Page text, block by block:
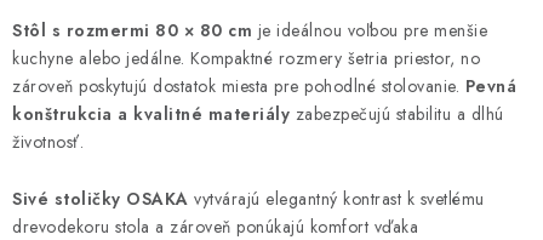
Stôl s rozmermi 80 × 80 cm je ideálnou voľbou pre menšie
kuchyne alebo jedálne. Kompaktné rozmery šetria priestor, no
zároveň poskytujú dostatok miesta pre pohodlné stolovanie. Pevná
konštrukcia a kvalitné materiály zabezpečujú stabilitu a dlhú
životnosť.
Sivé stoličky OSAKA vytvárajú elegantný kontrast k svetlému
drevodekoru stola a zároveň ponúkajú komfort vďaka